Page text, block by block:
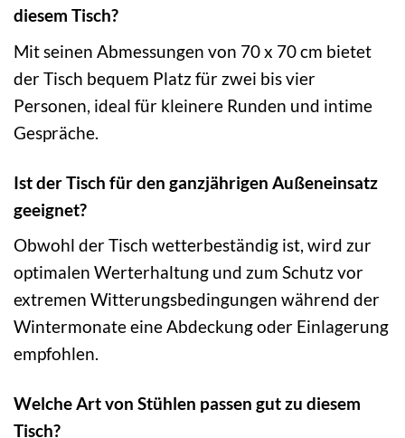
diesem Tisch?
Mit seinen Abmessungen von 70 x 70 cm bietet
der Tisch bequem Platz für zwei bis vier
Personen, ideal für kleinere Runden und intime
Gespräche.
Ist der Tisch für den ganzjährigen Außeneinsatz
geeignet?
Obwohl der Tisch wetterbeständig ist, wird zur
optimalen Werterhaltung und zum Schutz vor
extremen Witterungsbedingungen während der
Wintermonate eine Abdeckung oder Einlagerung
empfohlen.
Welche Art von Stühlen passen gut zu diesem
Tisch?